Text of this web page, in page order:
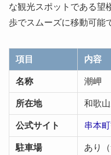
な観光スポットである望
歩でスムーズに移動可能
項目 内容
名称 潮岬
所在地 和歌
公式サイト 串本
駐車場
あり